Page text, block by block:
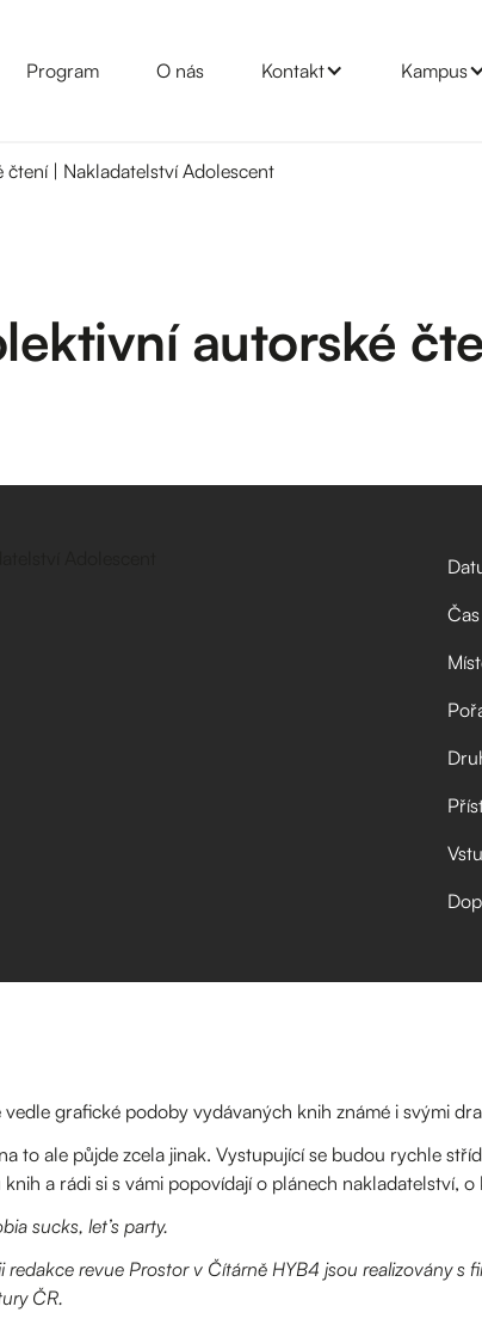
Program O nás Kontakt Kampus
| Nakladatelství Adolescent
autorské
Čas
grafické podoby vydávaných knih známé i svými
to ale půjde zcela jinak. Vystupující se budou rychle
a rádi si s vámi popovídají o plánech nakladatelství,
sucks, let’s party.
redakce revue Prostor v Čítárně HYB4 jsou realizovány s
ČR.